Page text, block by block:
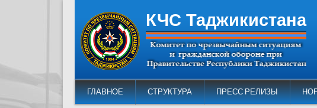
КЧС Таджикистана
ГЛАВНОЕ СТРУКТУРА ПРЕСС РЕЛИЗЫ